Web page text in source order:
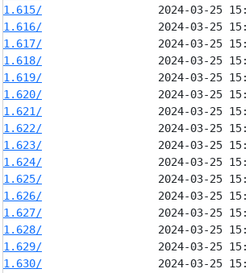
1.615/
1.616/
1.617/
1.618/
1.619/
1.620/
1.621/
1.622/
1.623/
1.624/
1.625/
1.626/
1.627/
1.628/
1.629/
1.630/